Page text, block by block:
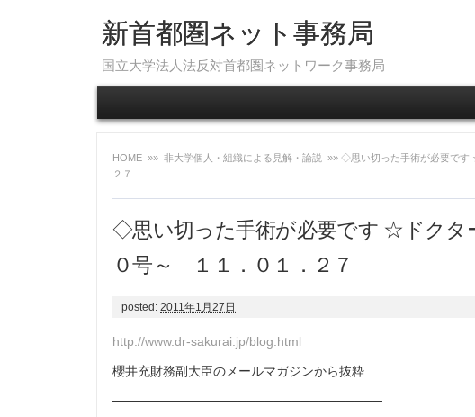
新首都圏ネット事務局
国立大学法人法反対首都圏ネットワーク事務局
HOME »» 非大学個人・組織による見解・論説 »» ◇思い切った手術が必要で
２７
◇思い切った手術が必要です ☆ドク
０号～ １１．０１．２７
posted: 2011年1月27日
http://www.dr-sakurai.jp/blog.html
櫻井充財務副大臣のメールマガジンから抜粋
──────────────────────────────